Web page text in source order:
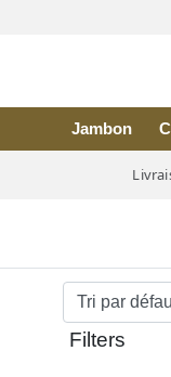
Jambon
Filters